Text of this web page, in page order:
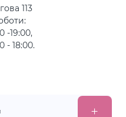
113
-19:00,
- 18:00.